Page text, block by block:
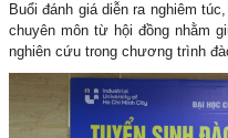
Buổi đánh giá diễn ra nghiêm
chuyên môn từ hội đồng nhằm
nghiên cứu trong chương trình